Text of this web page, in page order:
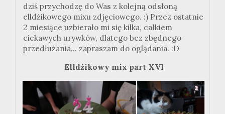
dziś przychodzę do Was z kolejną odsłoną
elldżikowego mixu zdjęciowego. :) Przez ostatnie
2 miesiące uzbierało mi się kilka, całkiem
ciekawych urywków, dlatego bez zbędnego
przedłużania... zapraszam do oglądania. :D
Elldżikowy mix part XVI